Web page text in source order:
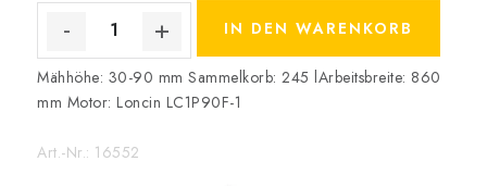
IN DEN WARENKORB
Mähhöhe: 30-90 mm Sammelkorb: 245 lArbeitsbreite: 860
mm Motor: Loncin LC1P90F-1
Art.-Nr.: 16552